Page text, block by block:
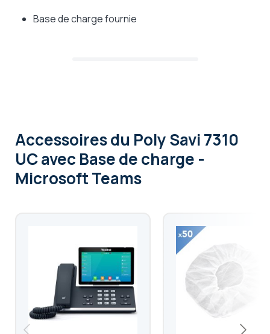
Base de charge fournie
Accessoiresdu Poly Savi 7310
UC avec Base de charge -
Microsoft Teams